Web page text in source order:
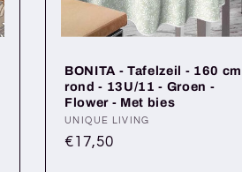
BONITA - Tafelzeil - 160 cm
rond - 13U/11 - Groen -
Flower - Met bies
Verkoper:
UNIQUE LIVING
Normale
€17,50